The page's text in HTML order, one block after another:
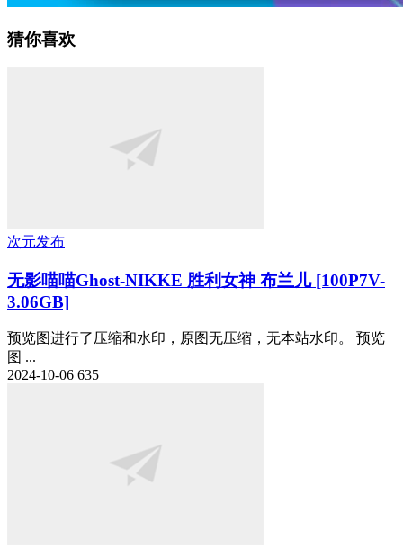
猜你喜欢
次元发布
无影喵喵Ghost-NIKKE 胜利女神 布兰儿 [100P7V-
3.06GB]
预览图进行了压缩和水印，原图无压缩，无本站水印。 预览
图 ...
2024-10-06 635